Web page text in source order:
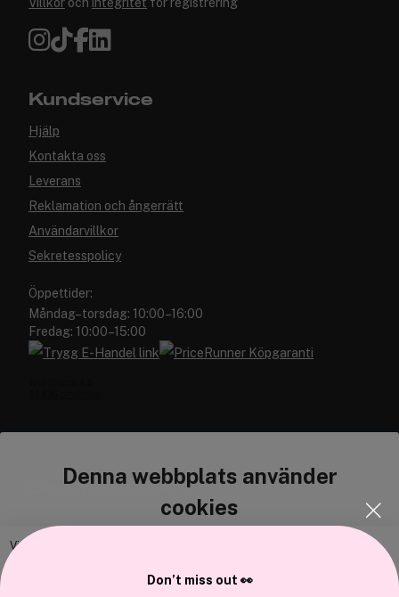
Denna webbplats använder
cookies
Vi använder enhetsidentifierare för att anpassa innehållet och
Kundservice
Hjälp
Kontakta oss
Leverans
Reklamation och ångerrätt
Användarvillkor
Sekretesspolicy
Öppettider:
Måndag–torsdag: 10:00–16:00
Fredag: 10:00–15:00
Cocopanda.se
Don’t miss out 👀